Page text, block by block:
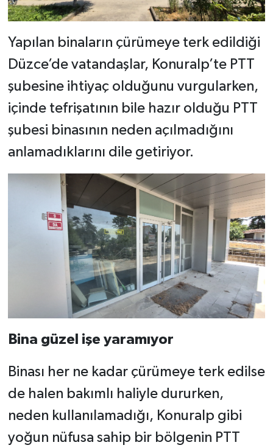
Yapılan binaların çürümeye terk edildiği
Düzce’de vatandaşlar, Konuralp’te PTT
şubesine ihtiyaç olduğunu vurgularken,
içinde tefrişatının bile hazır olduğu PTT
şubesi binasının neden açılmadığını
anlamadıklarını dile getiriyor.
Bina güzel işe yaramıyor
Binası her ne kadar çürümeye terk edilse
de halen bakımlı haliyle dururken,
neden kullanılamadığı, Konuralp gibi
yoğun nüfusa sahip bir bölgenin PTT